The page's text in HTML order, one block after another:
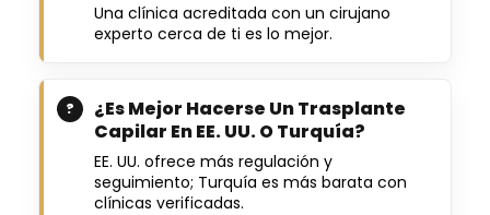
Una clínica acreditada con un cirujano
experto cerca de ti es lo mejor.
¿Es Mejor Hacerse Un Trasplante
Capilar En EE. UU. O Turquía?
EE. UU. ofrece más regulación y
seguimiento; Turquía es más barata con
clínicas verificadas.